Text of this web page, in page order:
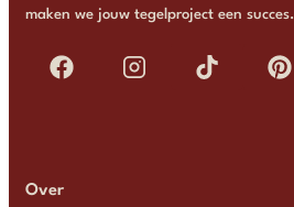
maken we jouw tegelproject een succes.
Over